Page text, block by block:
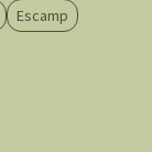
Escamp